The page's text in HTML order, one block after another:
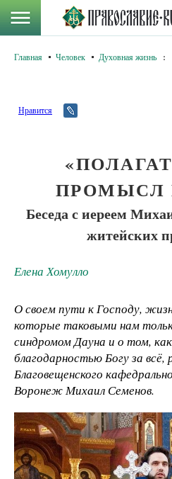
Главная Человек Духовная жизнь :
Нравится
ПРОМЫСЛ
Беседа с иереем
житейских
Елена Хомулло
О своем пути к Господу,
которые таковыми нам
синдромом Дауна и о том,
благодарностью Богу за всё,
Благовещенского
Воронеж Михаил Семенов.